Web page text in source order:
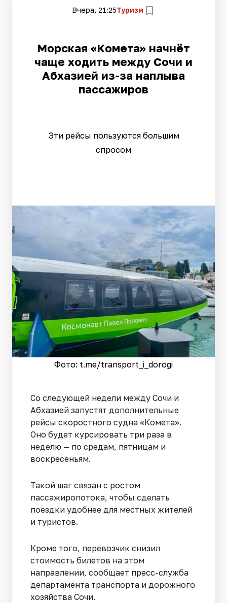
Вчера, 21:25Туризм
Морская «Комета» начнёт
чаще ходить между Сочи и
Абхазией из-за наплыва
пассажиров
Эти рейсы пользуются большим
спросом
Фото: t.me/transport_i_dorogi
Со следующей недели между Сочи и
Абхазией запустят дополнительные
рейсы скоростного судна «Комета».
Оно будет курсировать три раза в
неделю — по средам, пятницам и
воскресеньям.
Такой шаг связан с ростом
пассажиропотока, чтобы сделать
поездки удобнее для местных жителей
и туристов.
Кроме того, перевозчик снизил
стоимость билетов на этом
направлении, сообщает пресс-служба
департамента транспорта и дорожного
хозяйства Сочи.